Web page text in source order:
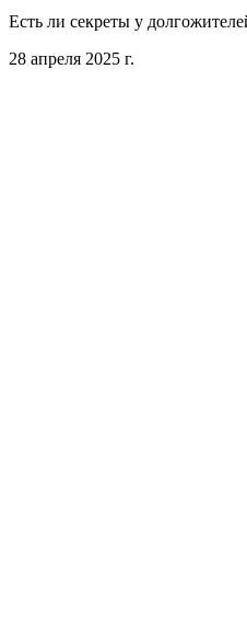
Есть ли секреты у
28 апреля 2025 г.